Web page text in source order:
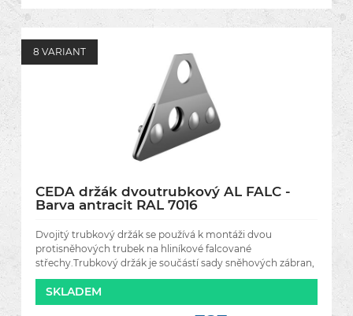
8 VARIANT
CEDA držák dvoutrubkový AL FALC -
Barva antracit RAL 7016
Dvojitý trubkový držák se používá k montáži dvou
protisněhových trubek na hliníkové falcované
střechy.Trubkový držák je součástí sady sněhových zábran,
které chrání střechu
SKLADEM